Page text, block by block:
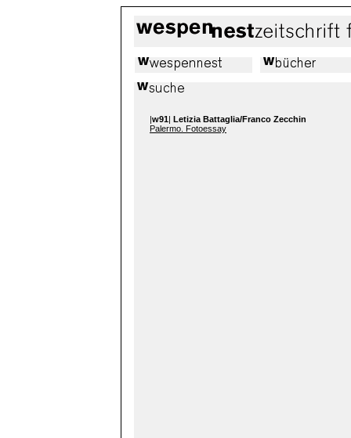
|w91| Letizia Battaglia/Franco Zecchin
Palermo. Fotoessay